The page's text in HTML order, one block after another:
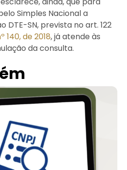
Simples Nacional a
DTE-SN, prevista no art. 122
140, de 2018, já atende às
da consulta.